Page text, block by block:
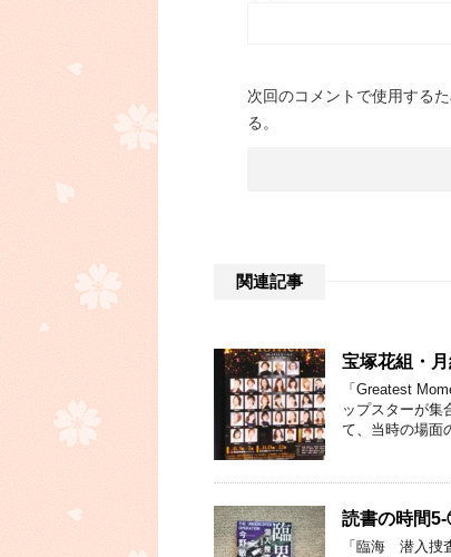
次回のコメントで使用する
る。
関連記事
宝塚花組・
「Greatest
ップスターが集
て、当時の場面
読書の時間
「臨海 潜入捜